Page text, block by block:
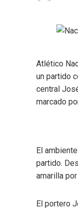
Atlético
un partido
central
marcado
El
partido.
amarilla
El portero